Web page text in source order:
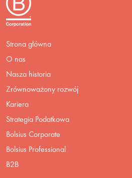
Strona główna
O nas
Nasza historia
Zrównoważony rozwój
Kariera
Strategia Podatkowa
Bolsius Corporate
Bolsius Professional
B2B